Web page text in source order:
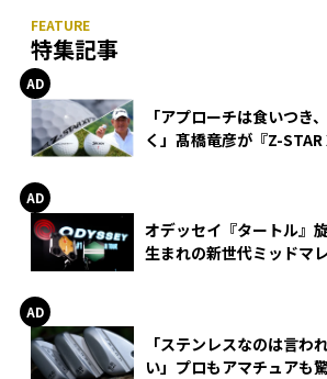
特集記事
「アプローチは食いつき
く」髙橋竜彦が『Z-
オデッセイ『タートル』
生まれの新世代ミッドマ
「ステンレスなのは言わ
い」プロもアマチュアも